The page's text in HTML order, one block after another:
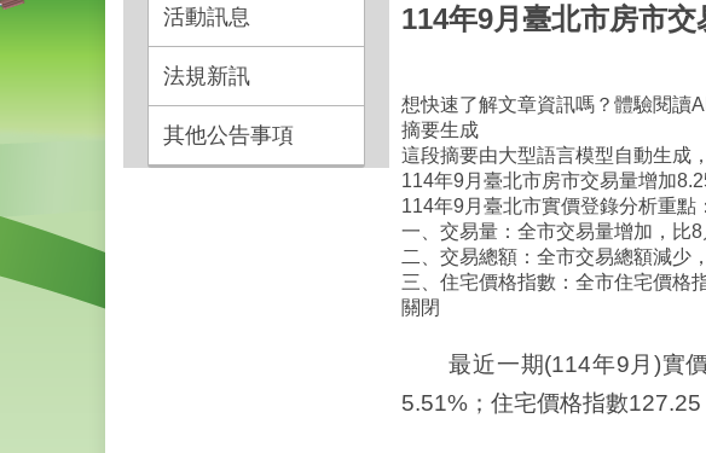
活動訊息
法規新訊
其他公告事項
114年9月臺北市房市
想快速了解文章資訊嗎？體驗閱讀
摘要生成
這段摘要由大型語言模型自動生成
114年9月臺北市房市交易量增加
114年9月臺北市實價登錄分析重點：
一、交易量：全市交易量增加，比
二、交易總額：全市交易總額減少
三、住宅價格指數：全市住宅價格
關閉
最近一期(114年9月)實價
5.51%；住宅價格指數127.25